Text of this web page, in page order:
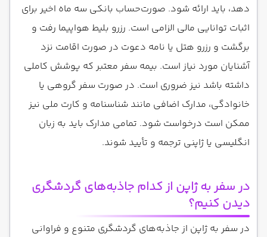
دهد، باید ارائه شود. صورت‌حساب بانکی سه ماه اخیر برای
اثبات توانایی مالی الزامی است. رزرو بلیط هواپیما رفت و
برگشت و رزرو هتل یا نامه دعوت در صورت اقامت نزد
آشنایان مورد نیاز است. بیمه سفر معتبر که پوشش کاملی
داشته باشد نیز ضروری است. در صورت سفر گروهی یا
خانوادگی، مدارک اضافی مانند شناسنامه و کارت ملی نیز
ممکن است درخواست شود. تمامی مدارک باید به زبان
انگلیسی یا ژاپنی ترجمه و تأیید شوند.
در سفر به ژاپن از کدام جاذبه‌های گردشگری
دیدن کنیم؟
در سفر به ژاپن از جاذبه‌های گردشگری متنوع و فراوانی